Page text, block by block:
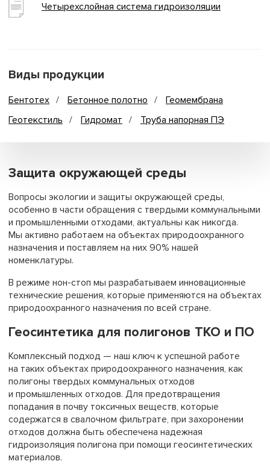
Четырехслойная система гидроизоляции
Виды продукции
Бентотех Бетонное полотно
Геомембрана
Геотекстиль
Гидромат Труба напорная ПЭ
Защита окружающей среды
Вопросы экологии и защиты окружающей среды,
особенно в части обращения с твердыми коммунальными
и промышленными отходами, актуальны как никогда.
Мы активно работаем на объектах природоохранного
назначения и поставляем на них 90% нашей
номенклатуры.
В режиме нон-стоп мы разрабатываем инновационные
технические решения, которые применяются на объектах
природоохранного назначения по всей стране.
Геосинтетика для полигонов ТКО и ПО
Комплексный подход — наш ключ к успешной работе
на таких объектах природоохранного назначения, как
полигоны твердых коммунальных отходов
и промышленных отходов. Для предотвращения
попадания в почву токсичных веществ, которые
содержатся в свалочном фильтрате, при захоронении
отходов должна быть обеспечена надежная
гидроизоляция полигона при помощи геосинтетических
материалов.